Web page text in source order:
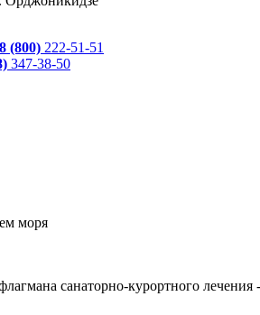
8 (800) 222-51-51
347-38-50
моря
санаторно-курортного